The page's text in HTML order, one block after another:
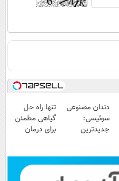
دندان مصنوعی
سوئیسی:
جدیدترین
پرداخت قسطی
تنها راه حل
گیاهی مطمئن
برای درمان